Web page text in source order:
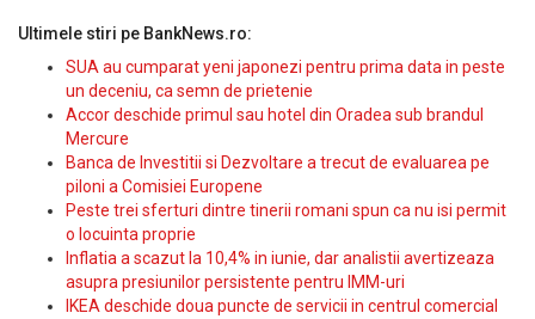
Ultimele stiri pe BankNews.ro:
SUA au cumparat yeni japonezi pentru prima data in peste
un deceniu, ca semn de prietenie
Accor deschide primul sau hotel din Oradea sub brandul
Mercure
Banca de Investitii si Dezvoltare a trecut de evaluarea pe
piloni a Comisiei Europene
Peste trei sferturi dintre tinerii romani spun ca nu isi permit
o locuinta proprie
Inflatia a scazut la 10,4% in iunie, dar analistii avertizeaza
asupra presiunilor persistente pentru IMM-uri
IKEA deschide doua puncte de servicii in centrul comercial